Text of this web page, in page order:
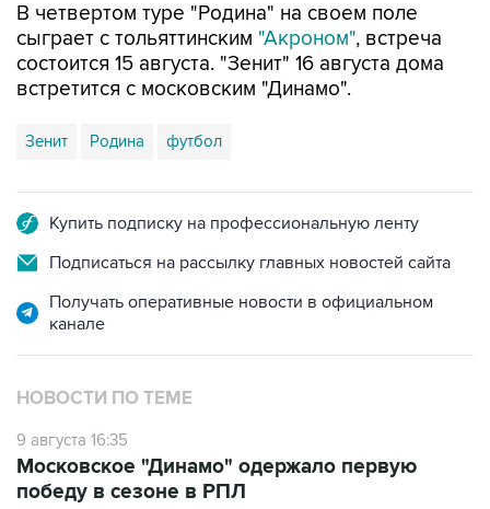
В четвертом туре "Родина" на своем поле
сыграет с тольяттинским "Акроном", встреча
состоится 15 августа. "Зенит" 16 августа дома
встретится с московским "Динамо".
Зенит Родина футбол
Купить подписку на профессиональную ленту
Подписаться на рассылку главных новостей сайта
Получать оперативные новости в официальном
канале
НОВОСТИ ПО ТЕМЕ
9 августа 16:35
Московское "Динамо" одержало первую
победу в сезоне в РПЛ